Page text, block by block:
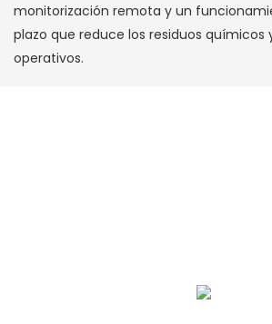
monitorización remota y un
plazo que reduce los residuos químicos
operativos.